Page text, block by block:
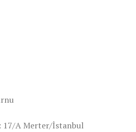
17/A Merter/İstanbul